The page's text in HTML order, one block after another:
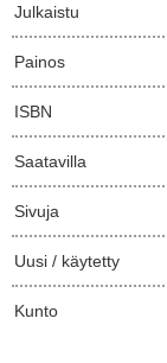
Julkaistu
Painos
ISBN
Saatavilla
Sivuja
Uusi / käytetty
Kunto